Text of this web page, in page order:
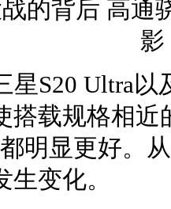
S20 Ultra以
搭载规格相
明显更好。
变化。